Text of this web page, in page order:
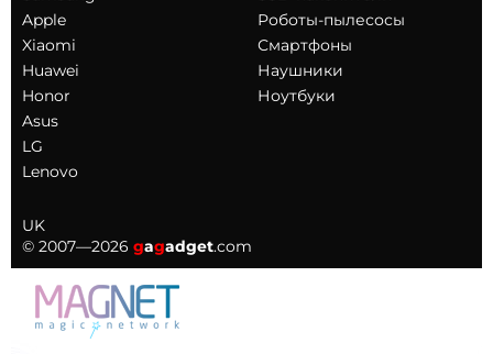
Apple
Xiaomi
Huawei
Honor
Asus
LG
Lenovo
Роботы-пылесосы
Смартфоны
Наушники
Ноутбуки
UK
© 2007—2026 gagadget.com